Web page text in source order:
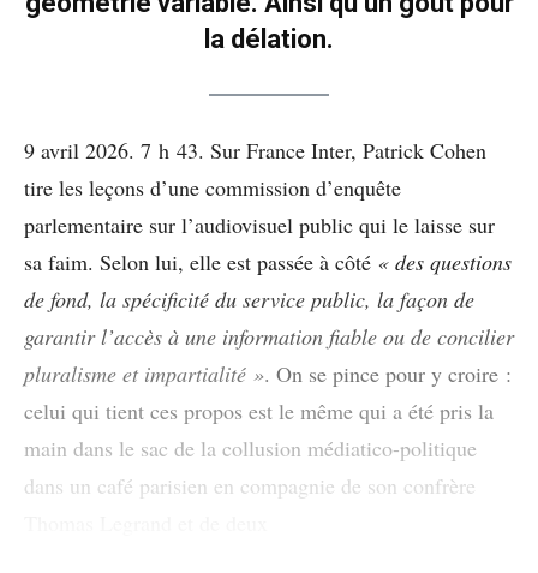
la délation.
9 avril 2026. 7 h 43. Sur France Inter, Patrick Cohen
tire les leçons d’une commission d’enquête
parlementaire sur l’audiovisuel public qui le laisse sur
sa faim. Selon lui, elle est passée à côté « des questions
de fond, la spécificité du service public, la façon de
garantir l’accès à une information fiable ou de concilier
pluralisme et impartialité ». On se pince pour y croire :
celui qui tient ces propos est le même qui a été pris la
main dans le sac de la collusion médiatico-politique
dans un café parisien en compagnie de son confrère